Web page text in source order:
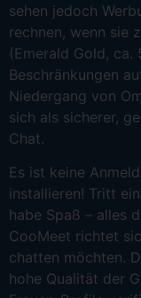
sehen jedoch
rechnen, wenn sie
(Emerald Gold, ca.
Beschränkungen
Niedergang von
sich als sicherer,
Chat.
Es ist keine
installieren! Tritt
habe Spaß – alles
CooMeet richtet
chatten möchten.
hohe Qualität der